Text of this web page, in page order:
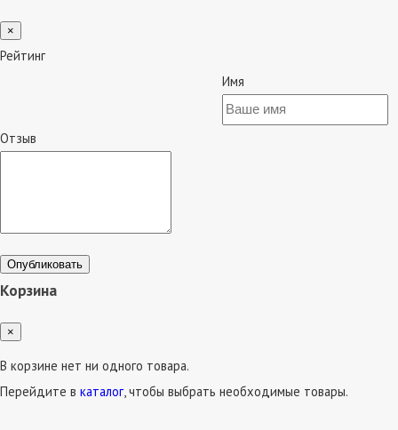
×
Рейтинг
Имя
Отзыв
Опубликовать
Корзина
×
В корзине нет ни одного товара.
Перейдите в каталог, чтобы выбрать необходимые товары.